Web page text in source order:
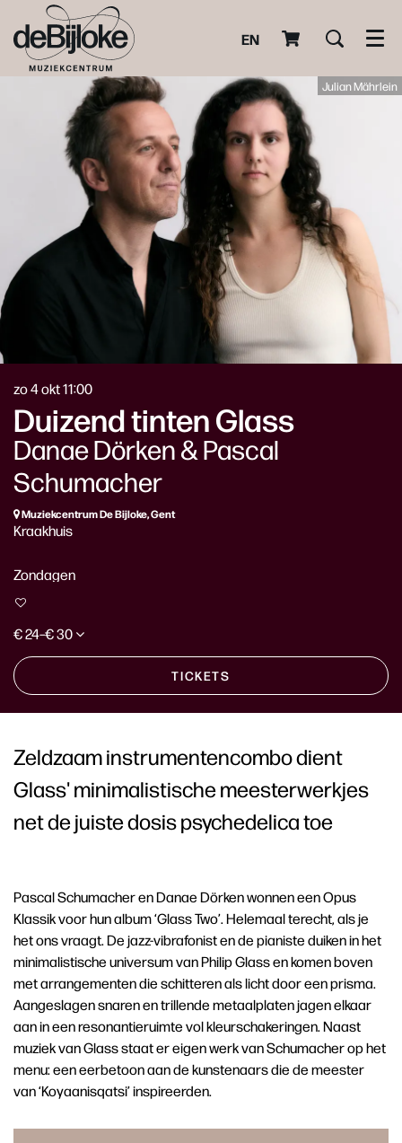
EN
Julian Mährlein
Duizend tinten Glass
Danae Dörken & Pascal
Schumacher
zo 4 okt11:00
Muziekcentrum De Bijloke, Gent
Kraakhuis
Zondagen
€ 24–€ 30
TICKETS
Zeldzaam instrumentencombo dient
Glass' minimalistische meesterwerkjes
net de juiste dosis psychedelica toe
Pascal Schumacher en Danae Dörken wonnen een Opus
Klassik voor hun album ‘Glass Two’. Helemaal terecht, als je
het ons vraagt. De jazz-vibrafonist en de pianiste duiken in het
minimalistische universum van Philip Glass en komen boven
met arrangementen die schitteren als licht door een prisma.
Aangeslagen snaren en trillende metaalplaten jagen elkaar
aan in een resonantieruimte vol kleurschakeringen. Naast
muziek van Glass staat er eigen werk van Schumacher op het
menu: een eerbetoon aan de kunstenaars die de meester
van ‘Koyaanisqatsi’ inspireerden.